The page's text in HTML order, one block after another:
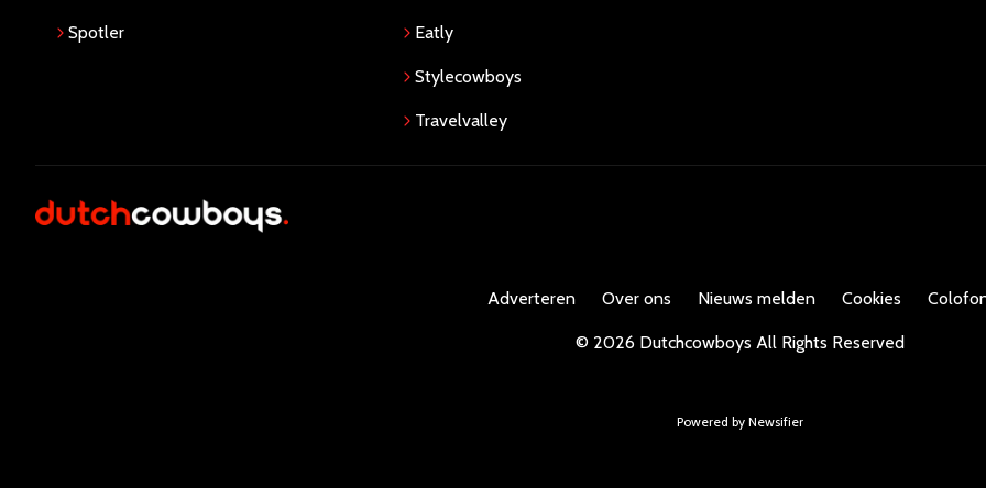
Spotler Eatly
Stylecowboys
Travelvalley
Adverteren Over ons Nieuws melden Cookies
© 2026 Dutchcowboys All Rights Reserved
Powered by Newsifier